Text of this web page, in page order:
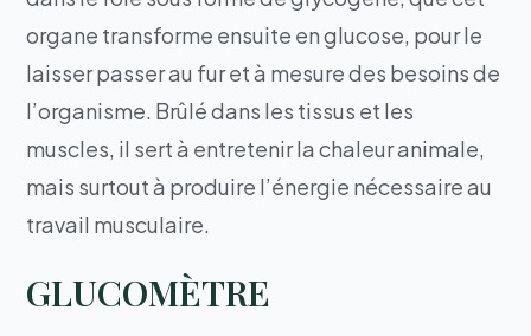
organe transforme ensuite en glucose, pour le
laisser passer au fur et à mesure des besoins de
l’organisme. Brûlé dans les tissus et les
muscles, il sert à entretenir la chaleur animale,
mais surtout à produire l’énergie nécessaire au
travail musculaire.
GLUCOMÈTRE